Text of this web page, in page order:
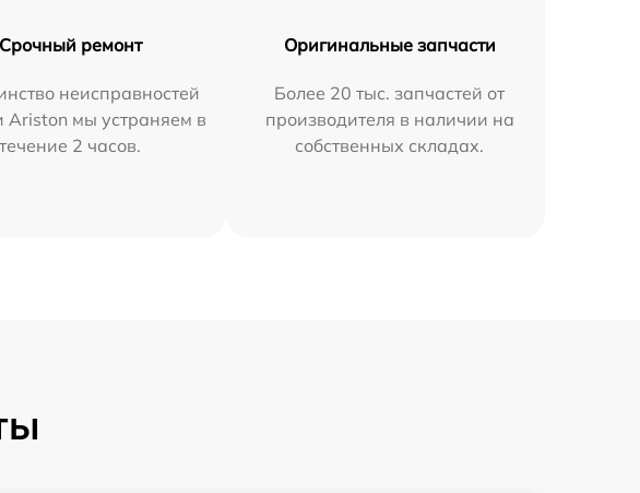
Срочный ремонт
неисправностей
Ariston мы устраняем в
течение 2 часов.
Оригинальные запчасти
Более 20 тыс. запчастей от
производителя в наличии на
собственных складах.